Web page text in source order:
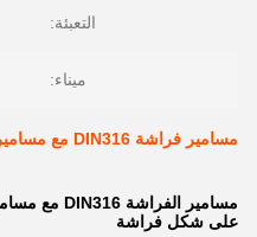
التعبئة:
ميناء:
على شكل فراشة